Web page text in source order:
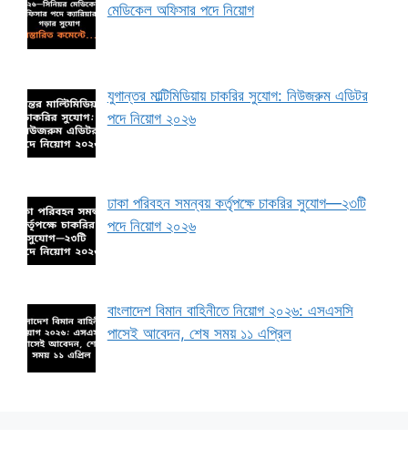
মেডিকেল অফিসার পদে নিয়োগ
যুগান্তর মাল্টিমিডিয়ায় চাকরির সুযোগ: নিউজরুম এডিটর
পদে নিয়োগ ২০২৬
ঢাকা পরিবহন সমন্বয় কর্তৃপক্ষে চাকরির সুযোগ—২৩টি
পদে নিয়োগ ২০২৬
বাংলাদেশ বিমান বাহিনীতে নিয়োগ ২০২৬: এসএসসি
পাসেই আবেদন, শেষ সময় ১১ এপ্রিল